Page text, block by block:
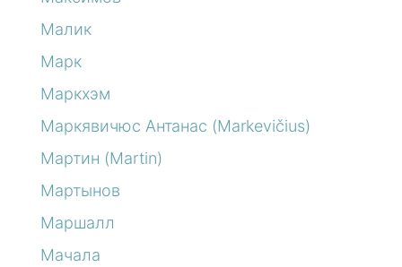
Малик
Марк
Маркхэм
Маркявичюс Антанас (Markevičius)
Мартин (Martin)
Мартынов
Маршалл
Мачала